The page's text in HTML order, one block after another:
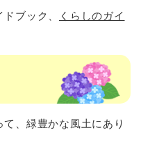
ブック、
くらしのガイ
、緑豊かな風土にあり